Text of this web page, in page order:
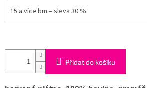
15 a více bm = sleva 30 %
Přidat do košíku